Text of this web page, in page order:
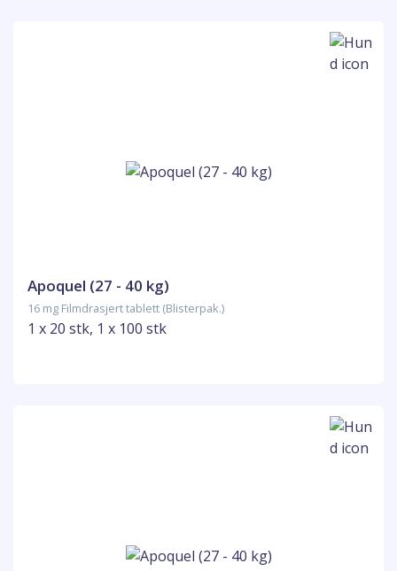
Apoquel (27 - 40 kg)
16 mg Filmdrasjert tablett (Blisterpak.)
1 x 20 stk, 1 x 100 stk